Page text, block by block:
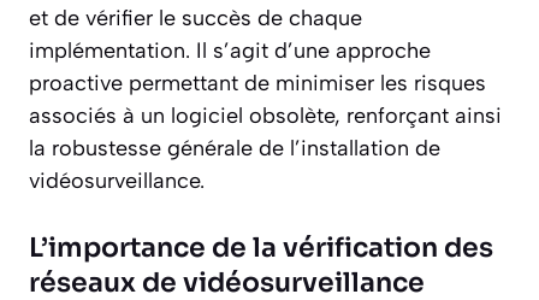
et de vérifier le succès de chaque
implémentation. Il s’agit d’une approche
proactive permettant de minimiser les risques
associés à un logiciel obsolète, renforçant ainsi
la robustesse générale de l’installation de
vidéosurveillance.
L’importance de la vérification des
réseaux de vidéosurveillance